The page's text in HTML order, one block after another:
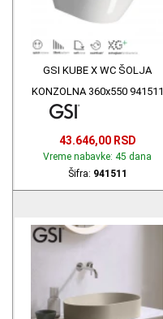
GSI KUBE X WC ŠOLJA
KONZOLNA 360x550 941511
43.646,00 RSD
Vreme nabavke: 45 dana
Šifra: 941511